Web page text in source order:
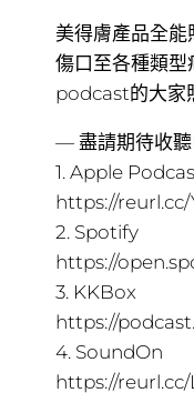
美得膚產品全能
傷口至各種類型
podcast的大家
— 盡請期待收
1. Apple
https://reurl.cc/
2. Spotify
https://
3. KKBox
https://
4. SoundOn
https://